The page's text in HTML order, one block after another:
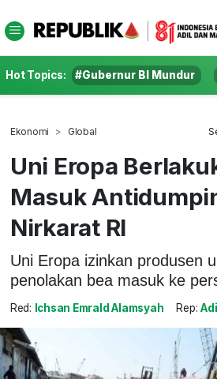
Hot Topics: #Gubernur BI Mundur
Ekonomi Global
Uni Eropa
Masuk
Nirkarat RI
Uni Eropa izinkan produsen
penolakan bea masuk ke
Red: Ichsan Emrald Alamsyah Rep: